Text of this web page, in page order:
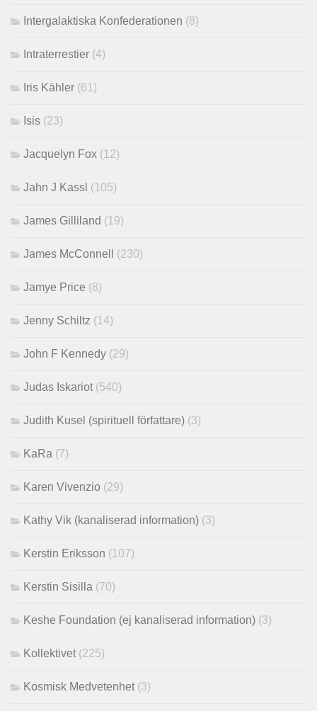
Intergalaktiska Konfederationen (8)
Intraterrestier (4)
Iris Kähler (61)
Isis (23)
Jacquelyn Fox (12)
Jahn J Kassl (105)
James Gilliland (19)
James McConnell (230)
Jamye Price (8)
Jenny Schiltz (14)
John F Kennedy (29)
Judas Iskariot (540)
Judith Kusel (spirituell författare) (3)
KaRa (7)
Karen Vivenzio (29)
Kathy Vik (kanaliserad information) (3)
Kerstin Eriksson (107)
Kerstin Sisilla (70)
Keshe Foundation (ej kanaliserad information) (3)
Kollektivet (225)
Kosmisk Medvetenhet (3)